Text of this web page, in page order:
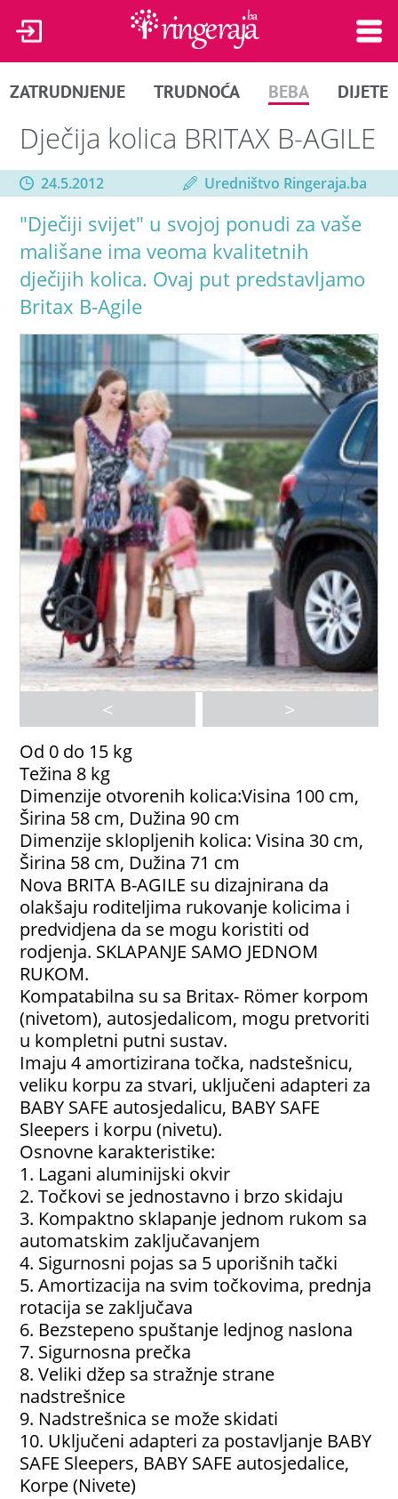
ZATRUDNJENJE TRUDNOĆA BEBA DIJETE
Dječija kolica BRITAX B-AGILE
24.5.2012 Uredništvo Ringeraja.ba
"Dječiji svijet" u svojoj ponudi za vaše
mališane ima veoma kvalitetnih
dječijih kolica. Ovaj put predstavljamo
Britax B-Agile
< >
Od 0 do 15 kg
Težina 8 kg
Dimenzije otvorenih kolica:Visina 100 cm,
Širina 58 cm, Dužina 90 cm
Dimenzije sklopljenih kolica: Visina 30 cm,
Širina 58 cm, Dužina 71 cm
Nova BRITA B-AGILE su dizajnirana da
olakšaju roditeljima rukovanje kolicima i
predvidjena da se mogu koristiti od
rodjenja. SKLAPANJE SAMO JEDNOM
RUKOM.
Kompatabilna su sa Britax- Römer korpom
(nivetom), autosjedalicom, mogu pretvoriti
u kompletni putni sustav.
Imaju 4 amortizirana točka, nadstešnicu,
veliku korpu za stvari, uključeni adapteri za
BABY SAFE autosjedalicu, BABY SAFE
Sleepers i korpu (nivetu).
Osnovne karakteristike:
1. Lagani aluminijski okvir
2. Točkovi se jednostavno i brzo skidaju
3. Kompaktno sklapanje jednom rukom sa
automatskim zaključavanjem
4. Sigurnosni pojas sa 5 uporišnih tački
5. Amortizacija na svim točkovima, prednja
rotacija se zaključava
6. Bezstepeno spuštanje ledjnog naslona
7. Sigurnosna prečka
8. Veliki džep sa stražnje strane
nadstrešnice
9. Nadstrešnica se može skidati
10. Uključeni adapteri za postavljanje BABY
SAFE Sleepers, BABY SAFE autosjedalice,
Korpe (Nivete)